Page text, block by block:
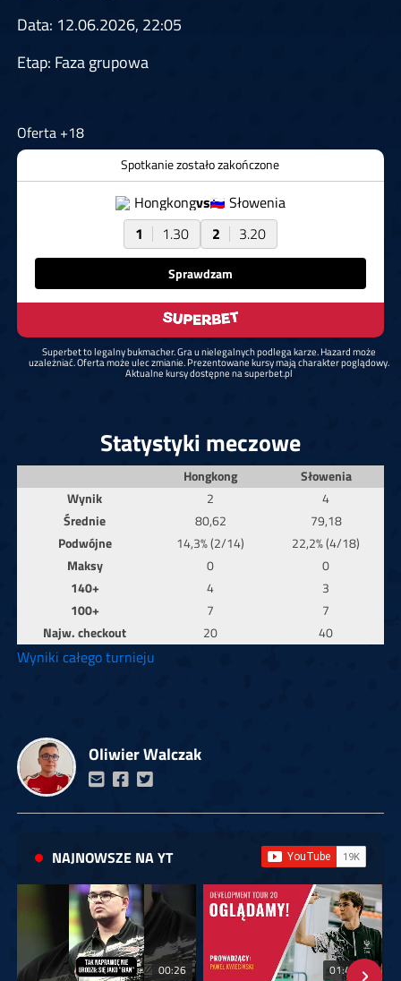
Data: 12.06.2026, 22:05
Etap: Faza grupowa
Oferta +18
Spotkanie zostało zakończone
Hongkongvs
Słowenia
1
1.30 2 3.20
Sprawdzam
Superbet to legalny bukmacher. Gra u nielegalnych podlega karze. Hazard może
uzależniać. Oferta może ulec zmianie. Prezentowane kursy mają charakter poglądowy.
Aktualne kursy dostępne na superbet.pl
Statystyki meczowe
Hongkong
Słowenia
Wynik
2
4
Średnie
80,62
79,18
Podwójne
14,3% (2/14)
22,2% (4/18)
Maksy
0
0
140+
4
3
100+
7
7
Najw. checkout
20 40
Wyniki całego turnieju
Oliwier Walczak
NAJNOWSZE NA YT
00:26 01:40:24